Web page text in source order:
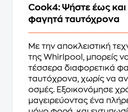
Cook4: Ψήστε έως και
φαγητά ταυτόχρονα
Με την αποκλειστική
της Whirlpool, μπορείς
τέσσερα διαφορετικά
ταυτόχρονα, χωρίς να
οσμές. Εξοικονόμησε
μαγειρεύοντας ένα